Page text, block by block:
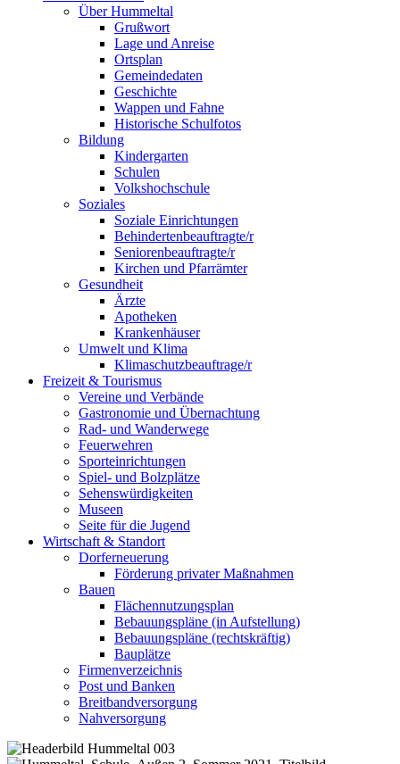
Über Hummeltal
Grußwort
Lage und Anreise
Ortsplan
Gemeindedaten
Geschichte
Wappen und Fahne
Historische Schulfotos
Bildung
Kindergarten
Schulen
Volkshochschule
Soziales
Soziale Einrichtungen
Behindertenbeauftragte/r
Seniorenbeauftragte/r
Kirchen und Pfarrämter
Gesundheit
Ärzte
Apotheken
Krankenhäuser
Umwelt und Klima
Klimaschutzbeauftrage/r
Freizeit & Tourismus
Vereine und Verbände
Gastronomie und Übernachtung
Rad- und Wanderwege
Feuerwehren
Sporteinrichtungen
Spiel- und Bolzplätze
Sehenswürdigkeiten
Museen
Seite für die Jugend
Wirtschaft & Standort
Dorferneuerung
Förderung privater Maßnahmen
Bauen
Flächennutzungsplan
Bebauungspläne (in Aufstellung)
Bebauungspläne (rechtskräftig)
Bauplätze
Firmenverzeichnis
Post und Banken
Breitbandversorgung
Nahversorgung